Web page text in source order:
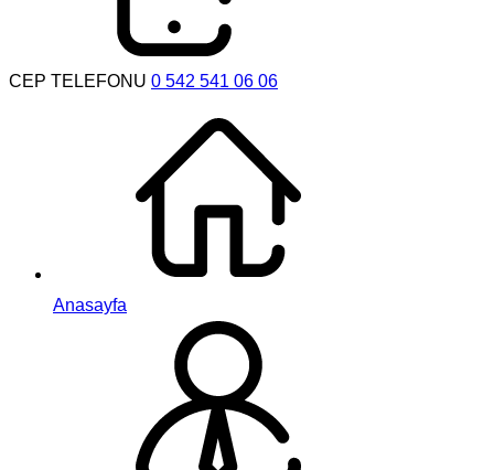
CEP TELEFONU 0 542 541 06 06
Anasayfa